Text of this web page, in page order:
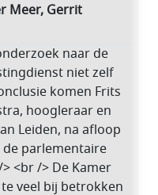
Meer, Gerrit
naar de
niet zelf
komen Frits
hoogleraar en
Leiden, na afloop
parlementaire
<br /> De Kamer
veel bij betrokken